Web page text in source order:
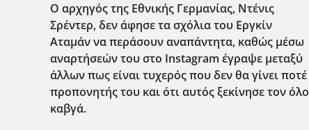
Ο αρχηγός της Εθνικής Γερμανίας, Ντένις
Σρέντερ, δεν άφησε τα σχόλια του Εργκίν
Αταμάν να περάσουν αναπάντητα, καθώς μέσω
αναρτήσεών του στο Instagram έγραψε μεταξύ
άλλων πως είναι τυχερός που δεν θα γίνει ποτέ
προπονητής του και ότι αυτός ξεκίνησε τον όλο
καβγά.